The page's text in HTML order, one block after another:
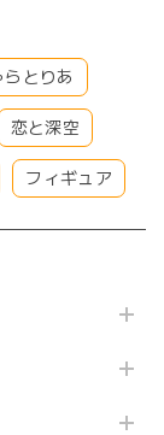
らとりあ
恋と深空
フィギュア